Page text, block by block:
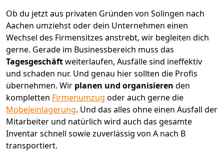
Ob du jetzt aus privaten Gründen von Solingen nach
Aachen umziehst oder dein Unternehmen einen
Wechsel des Firmensitzes anstrebt, wir begleiten dich
gerne. Gerade im Businessbereich muss das
Tagesgeschäftweiterlaufen, Ausfälle sind ineffektiv
und schaden nur. Und genau hier sollten die Profis
übernehmen. Wir planen und organisieren den
kompletten Firmenumzug oder auch gerne die
Möbeleinlagerung. Und das alles ohne einen Ausfall der
Mitarbeiter und natürlich wird auch das gesamte
Inventar schnell sowie zuverlässig von A nach B
transportiert.